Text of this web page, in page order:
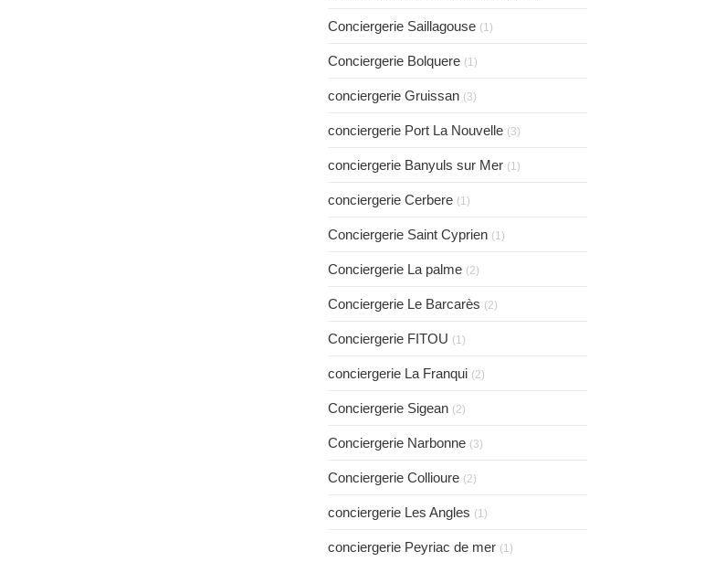
Conciergerie Saillagouse (1)
Conciergerie Bolquere (1)
conciergerie Gruissan (3)
conciergerie Port La Nouvelle (3)
conciergerie Banyuls sur Mer (1)
conciergerie Cerbere (1)
Conciergerie Saint Cyprien (1)
Conciergerie La palme (2)
Conciergerie Le Barcarès (2)
Conciergerie FITOU (1)
conciergerie La Franqui (2)
Conciergerie Sigean (2)
Conciergerie Narbonne (3)
Conciergerie Collioure (2)
conciergerie Les Angles (1)
conciergerie Peyriac de mer (1)